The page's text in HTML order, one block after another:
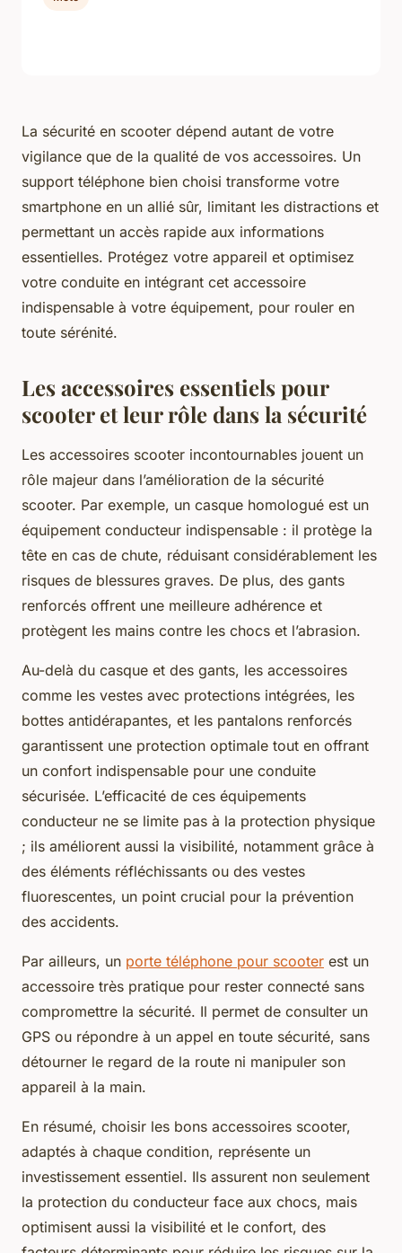
La sécurité en scooter dépend autant de votre
vigilance que de la qualité de vos accessoires. Un
support téléphone bien choisi transforme votre
smartphone en un allié sûr, limitant les distractions et
permettant un accès rapide aux informations
essentielles. Protégez votre appareil et optimisez
votre conduite en intégrant cet accessoire
indispensable à votre équipement, pour rouler en
toute sérénité.
Les accessoires essentiels pour
scooter et leur rôle dans la sécurité
Les accessoires scooter incontournables jouent un
rôle majeur dans l’amélioration de la sécurité
scooter. Par exemple, un casque homologué est un
équipement conducteur indispensable : il protège la
tête en cas de chute, réduisant considérablement les
risques de blessures graves. De plus, des gants
renforcés offrent une meilleure adhérence et
protègent les mains contre les chocs et l’abrasion.
Au-delà du casque et des gants, les accessoires
comme les vestes avec protections intégrées, les
bottes antidérapantes, et les pantalons renforcés
garantissent une protection optimale tout en offrant
un confort indispensable pour une conduite
sécurisée. L’efficacité de ces équipements
conducteur ne se limite pas à la protection physique
; ils améliorent aussi la visibilité, notamment grâce à
des éléments réfléchissants ou des vestes
fluorescentes, un point crucial pour la prévention
des accidents.
Par ailleurs, un porte téléphone pour scooter est un
accessoire très pratique pour rester connecté sans
compromettre la sécurité. Il permet de consulter un
GPS ou répondre à un appel en toute sécurité, sans
détourner le regard de la route ni manipuler son
appareil à la main.
En résumé, choisir les bons accessoires scooter,
adaptés à chaque condition, représente un
investissement essentiel. Ils assurent non seulement
la protection du conducteur face aux chocs, mais
optimisent aussi la visibilité et le confort, des